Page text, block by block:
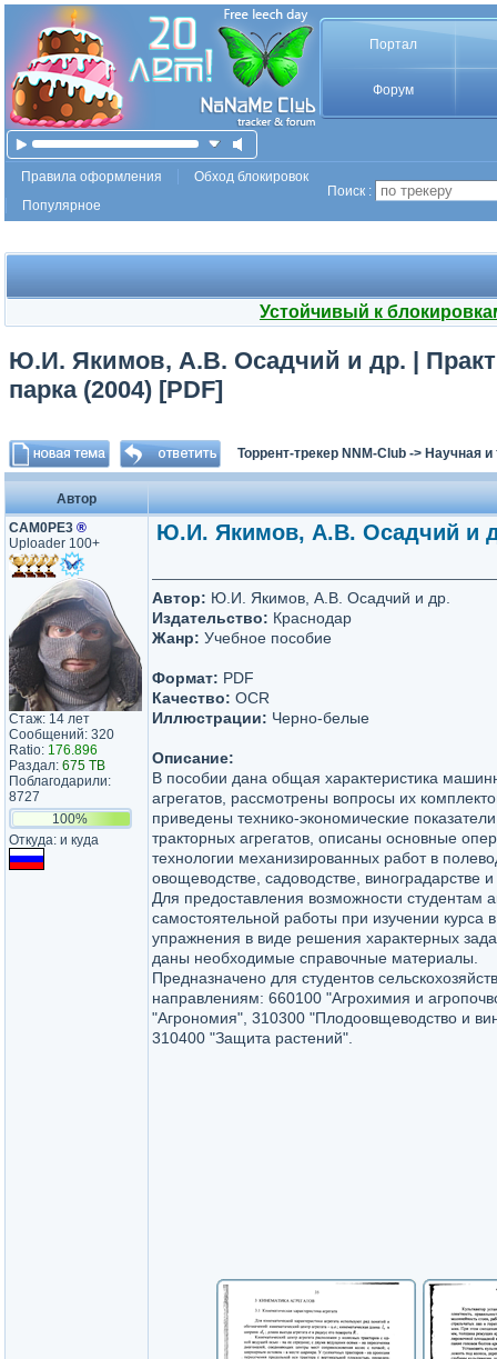
Портал
Форум
Правила оформления
Обход блокировок
Популярное
Поиск :
Устойчивый к
Ю.И. Якимов, А.В. Осадчий и др. |
парка (2004) [PDF]
Торрент-трекер NNM-Club -> Научная и
Автор
САМ0РЕ3 ®
Uploader 100+
Стаж: 14 лет
Сообщений: 320
Ratio: 176.896
Раздал: 675 TB
Поблагодарили:
8727
100%
Откуда: и куда
Ю.И. Якимов, А.В. Осадчий и
Автор: Ю.И. Якимов, А.В. Осадчий и др.
Издательство: Краснодар
Жанр: Учебное пособие
Формат: PDF
Качество: OCR
Иллюстрации: Черно-белые
Описание:
В пособии дана общая характеристика
агрегатов, рассмотрены вопросы их
приведены технико-экономические
тракторных агрегатов, описаны основные
технологии механизированных работ в
овощеводстве, садоводстве, виноградарстве
Для предоставления возможности студентам
самостоятельной работы при изучении курса
упражнения в виде решения характерных
даны необходимые справочные материалы.
Предназначено для студентов
направлениям: 660100 "Агрохимия и
"Агрономия", 310300 "Плодоовщеводство и
310400 "Защита растений".